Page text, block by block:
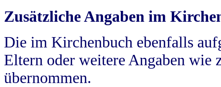
Zusätzliche Angaben im
Die im Kirchenbuch ebenfalls
Eltern oder weitere Angaben wie
übernommen.